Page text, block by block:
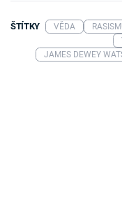
ŠTÍTKY VĚDA
JAMES DEWEY